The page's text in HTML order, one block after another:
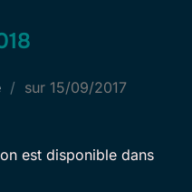
sur Publié
15/09/2017
est disponible dans